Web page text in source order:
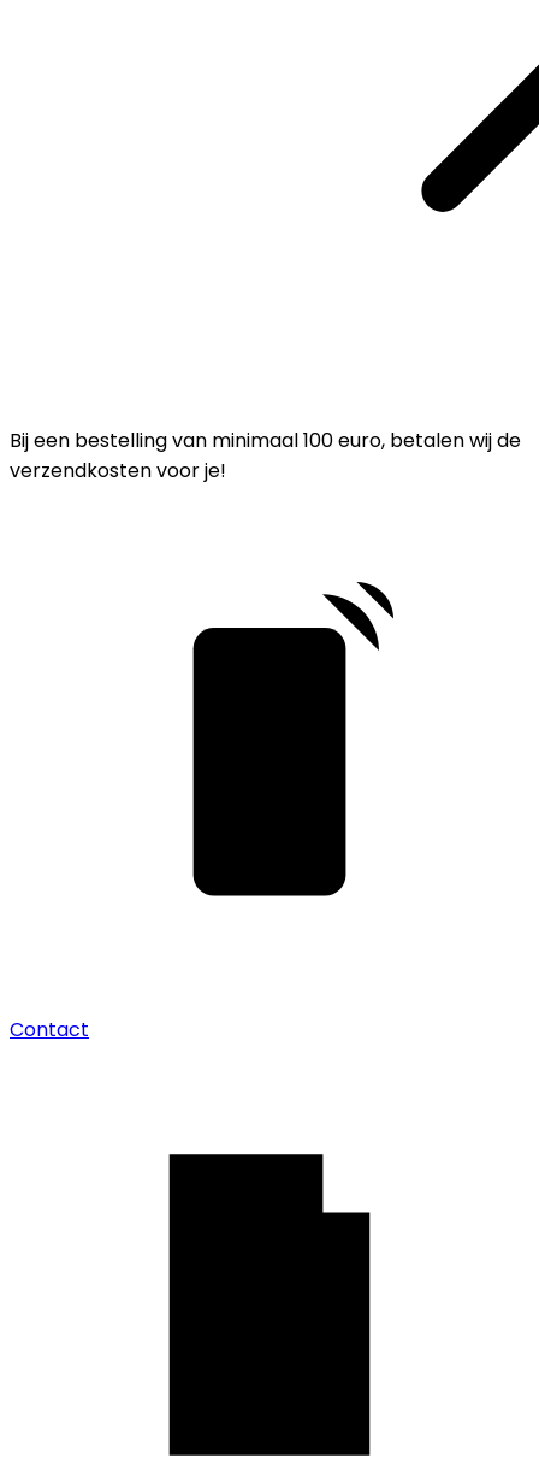
Bij een bestelling van minimaal 100 euro, betalen wij de
verzendkosten voor je!
Contact